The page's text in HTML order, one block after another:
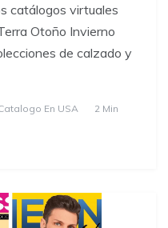
catálogos virtuales
Otoño Invierno
de calzado y
En USA
2 Min